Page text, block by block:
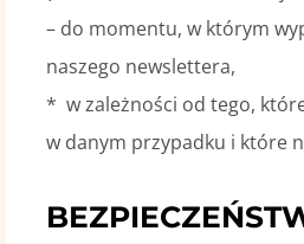
– do momentu, w którym
naszego newslettera,
* w zależności od tego,
w danym przypadku i które